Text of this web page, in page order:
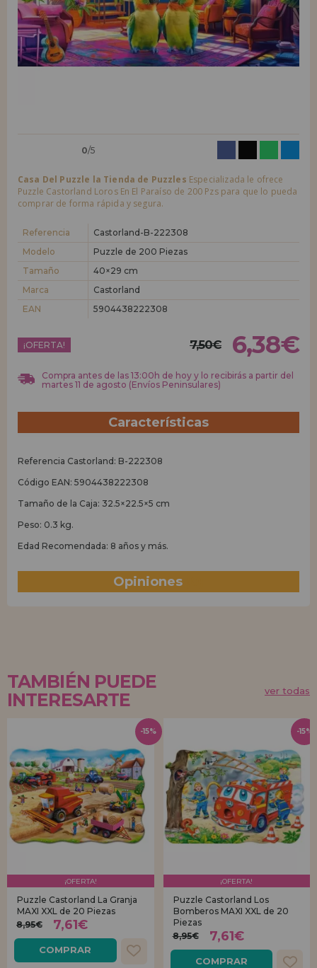
LIQUIDACIONES
INFORMACIÓN
Quiero registrarme como
nuevo cliente
Al crear una cuenta en casadelpuzzle.com podrás realizar tus compras
rápidamente en nuestra tienda virtual, revisar el estado de tus pedidos
nuevo distribuidor
¿Eres Profesional o Empresa?. ¿Quieres vender en tu negocio
condiciones de ventas con descuentos especiales para la distribución.
¡Adelante! Te estábamos esperando.
REGISTRO DISTRIBUIDOR
0/5
Casa Del Puzzle la Tienda de Puzzles Especializada le ofrece
Puzzle Castorland Loros En El Paraíso de 200 Pzs para que lo pueda
comprar de forma rápida y segura.
Referencia
Castorland-B-222308
Modelo
Puzzle de 200 Piezas
Tamaño
40×29 cm
Marca
Castorland
EAN
5904438222308
¡OFERTA! 7,50€ 6,38€
Compra antes de las 13:00h de hoy y lo recibirás a partir del
martes 11 de agosto (Envíos Peninsulares)
Características
Referencia Castorland: B-222308
Código EAN: 5904438222308
Tamaño de la Caja: 32.5×22.5×5 cm
Peso: 0.3 kg.
Edad Recomendada: 8 años y más.
Opiniones
TAMBIÉN PUEDE
INTERESARTE
ver todas
¡OFERTA!
Puzzle Castorland La Granja
MAXI XXL de 20 Piezas
8,95€
7,61€
COMPRAR
-15%
¡OFERTA!
Puzzle Castorland Los
Bomberos MAXI XXL de 20
Piezas
8,95€
7,61€
COMPRAR
-15%